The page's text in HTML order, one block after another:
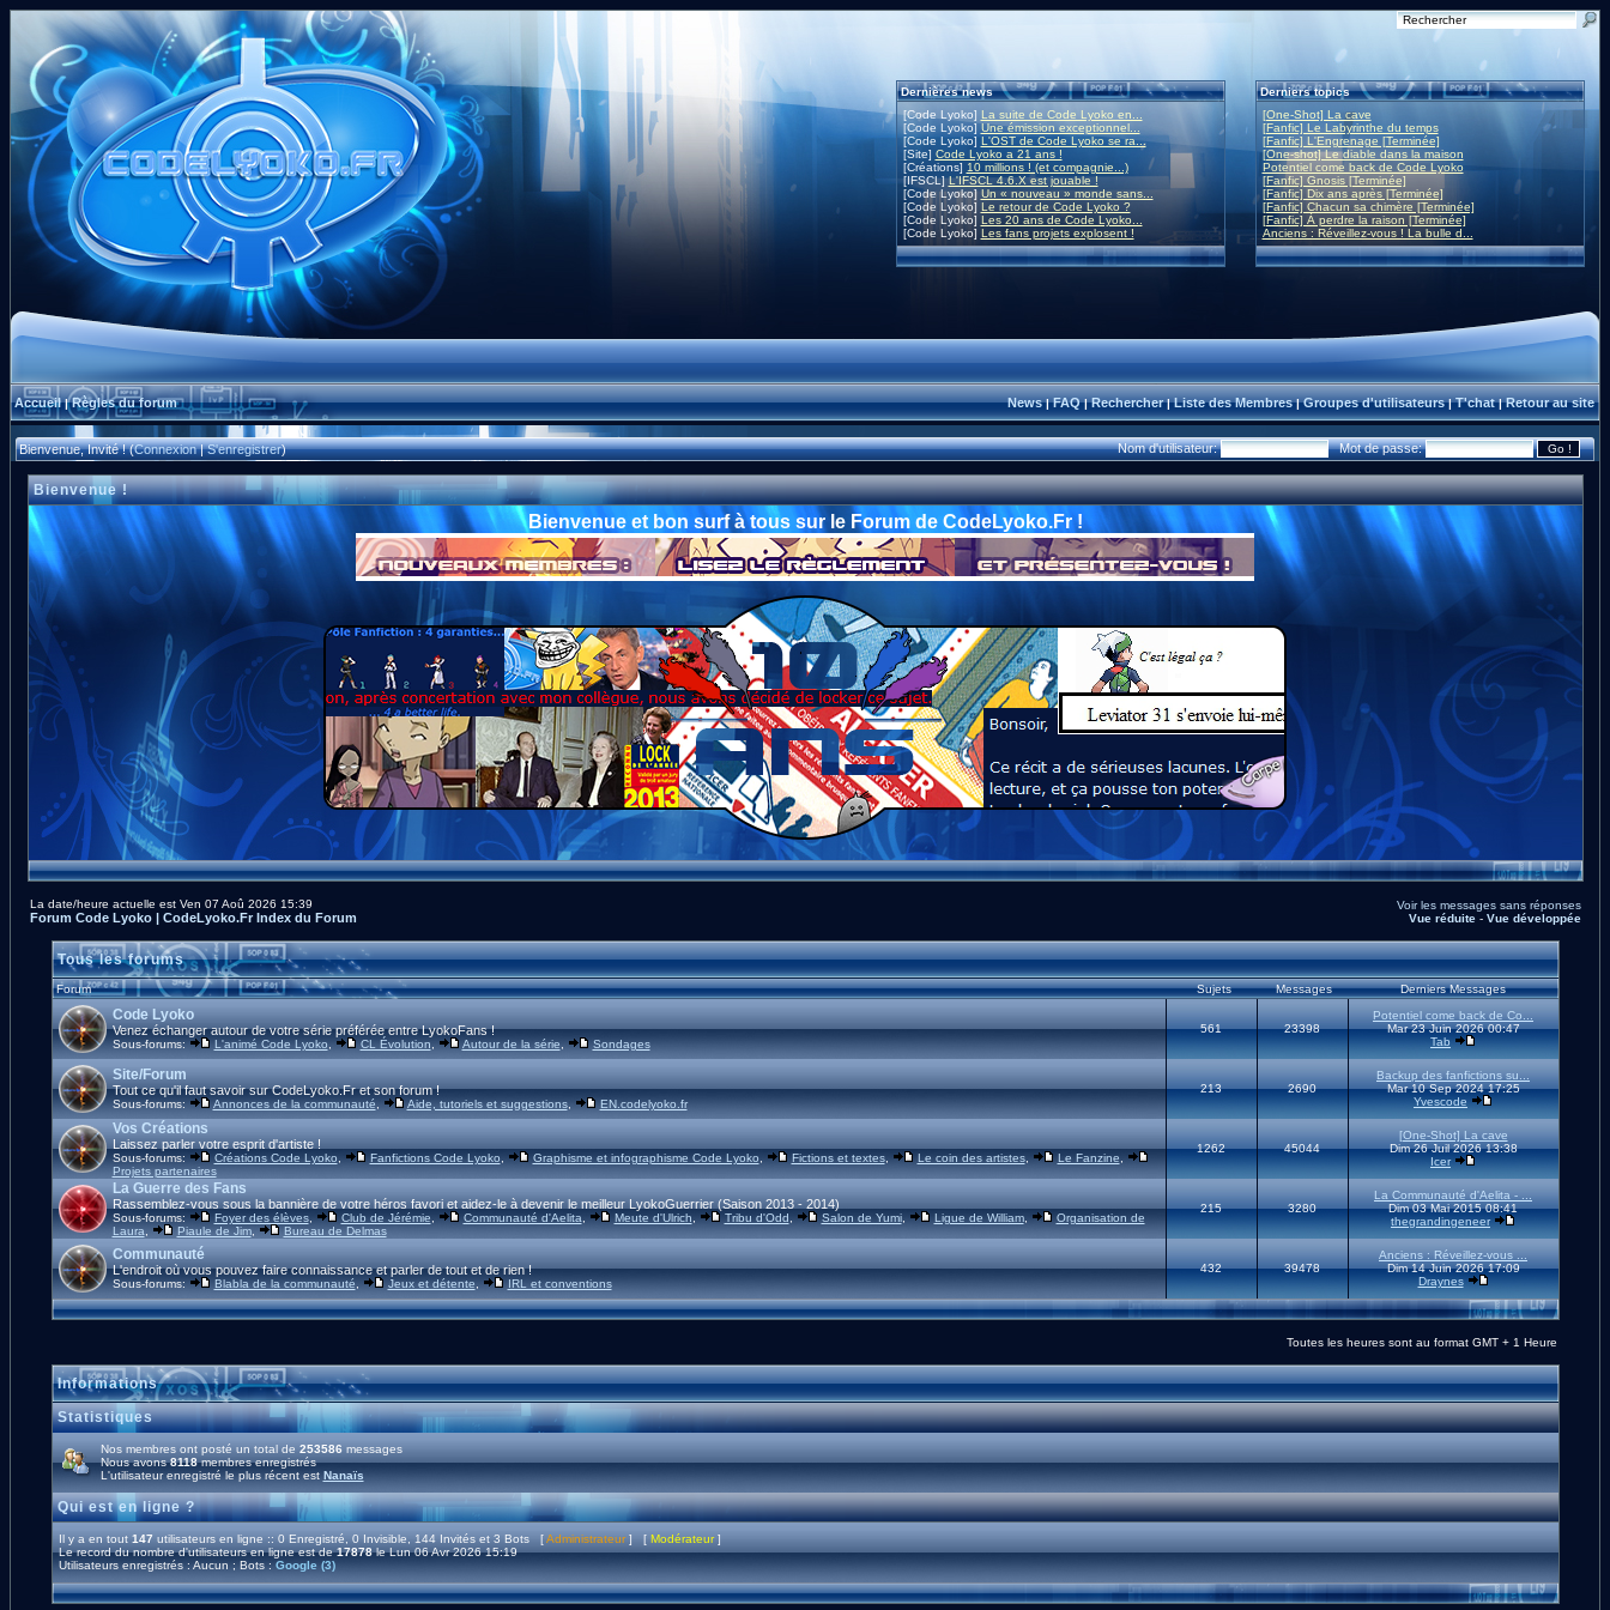
Dernières news
[Code Lyoko] La suite de Code Lyoko en...
[Code Lyoko]Une émission exceptionnel...
[Code Lyoko] L'OST de Code Lyoko se ra...
[Site] Code Lyoko a 21 ans !
[Créations] 10 millions ! (et compagnie...)
[IFSCL]L'IFSCL 4.6.X est jouable !
[Code Lyoko] Un « nouveau » monde sans...
[Code Lyoko] Le retour de Code Lyoko ?
[Code Lyoko] Les 20 ans de Code Lyoko...
[Code Lyoko] Les fans projets explosent !
Derniers topics
[One-Shot] La cave
[Fanfic] Le Labyrinthe du temps
[Fanfic] L'Engrenage [Terminée]
[One-shot] Le diable dans la maison
Potentiel come back de Code Lyoko
[Fanfic] Gnosis [Terminée]
[Fanfic] Dix ans après [Terminée]
[Fanfic] Chacun sa chimère [Terminée]
[Fanfic] À perdre la raison [Terminée]
Anciens : Réveillez-vous ! La bulle d...
Accueil|Règles du forum News|FAQ|Rechercher|Liste des Membres|Groupes d'utilisateurs|T'chat|Retour au site
Bienvenue, Invité ! (Connexion|S'enregistrer) Nom d'utilisateur: Mot de passe:
Bienvenue !
Bienvenue et bon surf à tous sur le Forum de CodeLyoko.Fr !
La date/heure actuelle est Ven 07 Aoû 2026 15:39
Forum Code Lyoko | CodeLyoko.Fr Index du Forum
Voir les messages sans réponses
Vue réduite- Vue développée
Tous les forums
Forum Sujets Messages Derniers Messages
Code Lyoko
Venez échanger autour de votre série préférée entre LyokoFans !
Sous-forums: L'animé Code Lyoko, CL Évolution Autour de la série, Sondages
561 23398
Potentiel come back de Co...
Mar 23 Juin 2026 00:47
Tab
Site/Forum
Tout ce qu'il faut savoir sur CodeLyoko.Fr et son forum !
Sous-forums: Annonces de la communauté, Aide, tutoriels et suggestions, EN.codelyoko.fr
213 2690
Backup des fanfictions su...
Mar 10 Sep 2024 17:25
Yvescode
Vos Créations
Laissez parler votre esprit d'artiste !
Sous-forums: Créations Code Lyoko, Fanfictions Code Lyoko, Graphisme et infographisme Code Lyoko, Fictions et textes, Le coin des artistes, Le Fanzine
Projets partenaires
1262 45044
[One-Shot] La cave
Dim 26 Juil 2026 13:38
Icer
La Guerre des Fans
Rassemblez-vous sous la bannière de votre héros favori et aidez-le à devenir le meilleur LyokoGuerrier (Saison 2013 - 2014)
Sous-forums: Foyer des élèves, Club de Jérémie Communauté d'Aelita Meute d'Ulrich Tribu d'Odd Salon de Yumi, Ligue de William,
Organisation de
Laura
Piaule de Jim, Bureau de Delmas
215 3280
La Communauté d'Aelita - ...
Dim 03 Mai 2015 08:41
thegrandingeneer
Communauté
L'endroit où vous pouvez faire connaissance et parler de tout et de rien !
Sous-forums: Blabla de la communauté, Jeux et détente, IRL et conventions
432 39478
Anciens : Réveillez-vous ...
Dim 14 Juin 2026 17:09
Draynes
Toutes les heures sont au format GMT + 1 Heure
Informations
Statistiques
Nos membres ont posté un total de 253586 messages
Nous avons8118membres enregistrés
L'utilisateur enregistré le plus récent est Nanaïs
Qui est en ligne ?
Il y a en tout 147utilisateurs en ligne :: 0 Enregistré, 0 Invisible, 144 Invités et 3 Bots [Administrateur] [ Modérateur]
Le record du nombre d'utilisateurs en ligne est de17878le Lun 06 Avr 2026 15:19
Utilisateurs enregistrés : Aucun ; Bots : Google (3)